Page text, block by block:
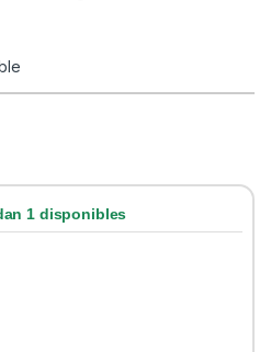
1 disponibles